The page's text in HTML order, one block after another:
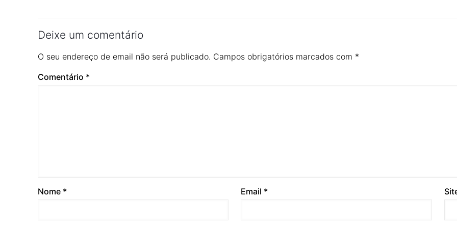
Deixe um comentário
O seu endereço de email não será publicado. Campos obrigatórios marcados com *
Comentário *
Nome * Email *